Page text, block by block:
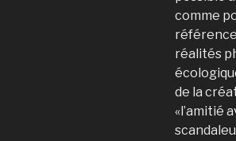
comme
référence
réalités
de la
«l’amitié